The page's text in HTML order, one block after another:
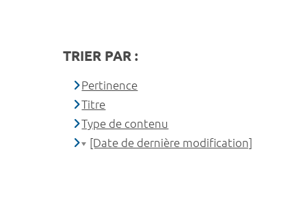
TRIER PAR :
Pertinence
Titre
Type de contenu
[Date de dernière modification]